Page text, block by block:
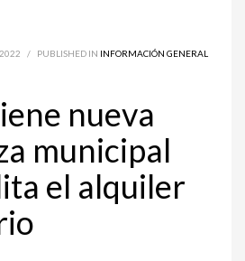
/ PUBLISHED IN INFORMACIÓN GENERAL
nueva
municipal
el alquiler